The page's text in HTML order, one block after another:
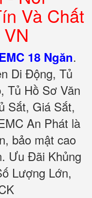
Và Chất
18 Ngăn.
Di Động, Tủ
Tủ Hồ Sơ Văn
Sắt, Giá Sắt,
An Phát là
bảo mật cao
Ưu Đãi Khủng
Lượng Lớn,